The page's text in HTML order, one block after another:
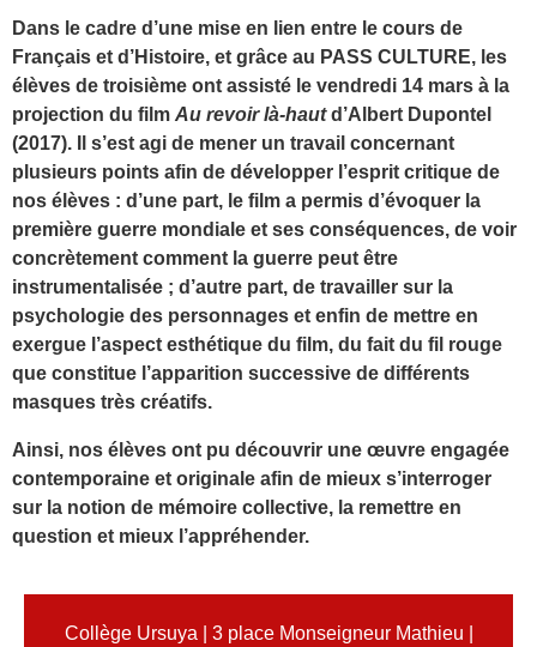
Dans le cadre d’une mise en lien entre le cours de
Français et d’Histoire, et grâce au PASS CULTURE, les
élèves de troisième ont assisté le vendredi 14 mars à la
projection du film Au revoir là-hautd’Albert Dupontel
(2017). Il s’est agi de mener un travail concernant
plusieurs points afin de développer l’esprit critique de
nos élèves : d’une part, le film a permis d’évoquer la
première guerre mondiale et ses conséquences, de voir
concrètement comment la guerre peut être
instrumentalisée ; d’autre part, de travailler sur la
psychologie des personnages et enfin de mettre en
exergue l’aspect esthétique du film, du fait du fil rouge
que constitue l’apparition successive de différents
masques très créatifs.
Ainsi, nos élèves ont pu découvrir une œuvre engagée
contemporaine et originale afin de mieux s’interroger
sur la notion de mémoire collective, la remettre en
question et mieux l’appréhender.
Collège Ursuya | 3 place Monseigneur Mathieu |